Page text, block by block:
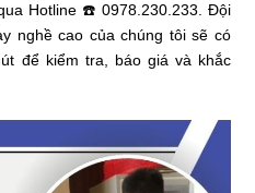
Hotline ☎️ 0978.230.233. Đội
nghề cao của chúng tôi sẽ có
để kiểm tra, báo giá và khắc